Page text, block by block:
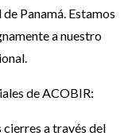
Panamá. Estamos
a nuestro
de ACOBIR:
cierres a través del